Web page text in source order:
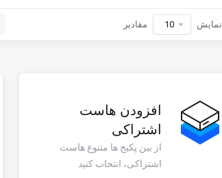
نمایش مقادیر
افزودن هاست
اشتراکی
از بین پکیج ها متنوع هاست
اشتراکی، انتخاب کنید